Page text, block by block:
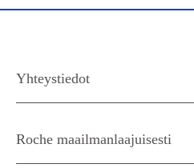
Yhteystiedot
Roche maailmanlaajuisesti